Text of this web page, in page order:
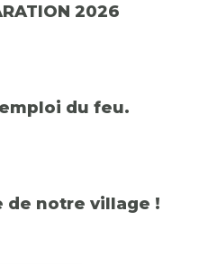
2026
du feu.
de notre village !